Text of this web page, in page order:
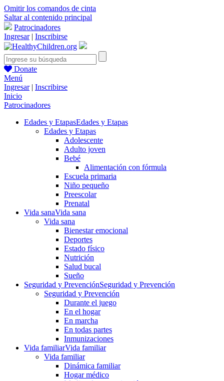
Omitir los comandos de cinta
Saltar al contenido principal
Patrocinadores
Ingresar| Inscribirse
Donate
Menú
Ingresar| Inscribirse
Inicio
Patrocinadores
Edades y EtapasEdades y Etapas
Edades y Etapas
Adolescente
Adulto joven
Bebé
Alimentación con fórmula
Escuela primaria
Niño pequeño
Preescolar
Prenatal
Vida sanaVida sana
Vida sana
Bienestar emocional
Deportes
Estado físico
Nutrición
Salud bucal
Sueño
Seguridad y PrevenciónSeguridad y Prevención
Seguridad y Prevención
Durante el juego
En el hogar
En marcha
En todas partes
Inmunizaciones
Vida familiarVida familiar
Vida familiar
Dinámica familiar
Hogar médico